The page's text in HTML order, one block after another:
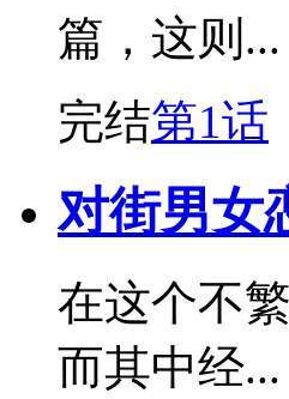
篇，这则...
完结第1话
对街男女
在这个不
而其中经...